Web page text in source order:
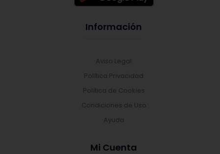
Información
Aviso Legal
Política Privacidad
Política de Cookies
Condiciones de Uso
Ayuda
Mi Cuenta